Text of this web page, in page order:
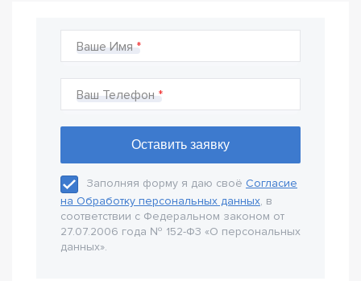
Ваше Имя
Ваш Телефон
Заполняя форму я даю своё Согласие
на Обработку персональных данных, в
соответствии с Федеральном законом от
27.07.2006 года № 152-Ф3 «О персональных
данных».